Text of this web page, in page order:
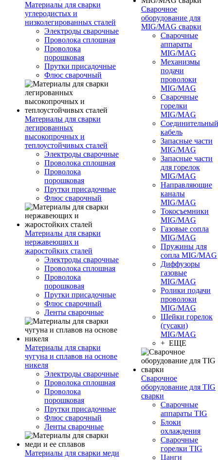
Материалы для сварки
углеродистых и
низколегированных сталей
Электроды сварочные
Проволока сплошная
Проволока
порошковая
Прутки присадочные
Флюс сварочный
Материалы для сварки
легированных
высокопрочных и
теплоустойчивых сталей
Электроды сварочные
Проволока сплошная
Проволока
порошковая
Прутки присадочные
Флюс сварочный
Материалы для сварки
нержавеющих и
жаростойких сталей
Электроды сварочные
Проволока сплошная
Проволока
порошковая
Прутки присадочные
Флюс сварочный
Ленты сварочные
Материалы для сварки
чугуна и сплавов на основе
никеля
Электроды сварочные
Проволока сплошная
Проволока
порошковая
Прутки присадочные
Флюс сварочный
Ленты сварочные
Материалы для сварки меди
Сварочное
оборудование для
MIG/MAG сварки
Сварочные
аппараты
MIG/MAG
Механизмы
подачи
проволоки
MIG/MAG
Сварочные
горелки
MIG/MAG
Соединительный
кабель
Запасные части
MIG/MAG
Запасные части
для горелок
MIG/MAG
Направляющие
каналы
MIG/MAG
Токосъемники
MIG/MAG
Газовые сопла
MIG/MAG
Пружины для
сопла MIG/MAG
Диффузоры
газовые
MIG/MAG
Ролики подачи
проволоки
MIG/MAG
Шейки горелок
(гусаки)
MIG/MAG
+ ЕЩЕ
Сварочное
оборудование для TIG
сварки
Сварочные
аппараты TIG
Блоки
охлаждения
Сварочные
горелки TIG
Цанги